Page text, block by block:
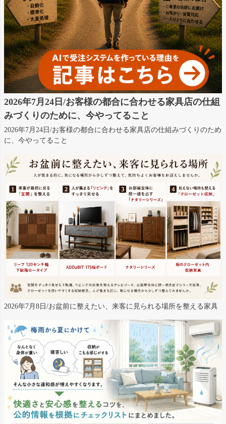
2026年7月24日/お客様の都合に合わせる家具店の仕組
みづくりのために、今やってること
2026年7月24日/お客様の都合に合わせる家具店の仕組みづくりのため
に、今やってること
2026年7月8日/お盆前に整えたい、来客に見られる場所を整える家具